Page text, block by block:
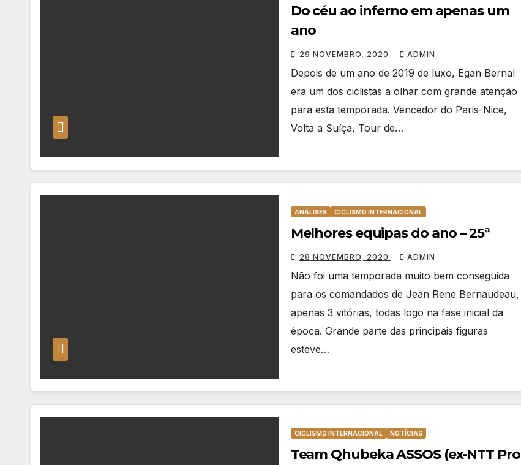
Do céu ao inferno em apenas um
ano
29 NOVEMBRO, 2020 ADMIN
Depois de um ano de 2019 de luxo, Egan Bernal
era um dos ciclistas a olhar com grande atenção
para esta temporada. Vencedor do Paris-Nice,
Volta a Suíça, Tour de…
ANÁLISES CICLISMO INTERNACIONAL
Melhores equipas do ano – 25ª
28 NOVEMBRO, 2020 ADMIN
Não foi uma temporada muito bem conseguida
para os comandados de Jean Rene Bernaudeau,
apenas 3 vitórias, todas logo na fase inicial da
época. Grande parte das principais figuras
esteve…
CICLISMO INTERNACIONAL NOTÍCIAS
Team Qhubeka ASSOS (ex-NTT Pro